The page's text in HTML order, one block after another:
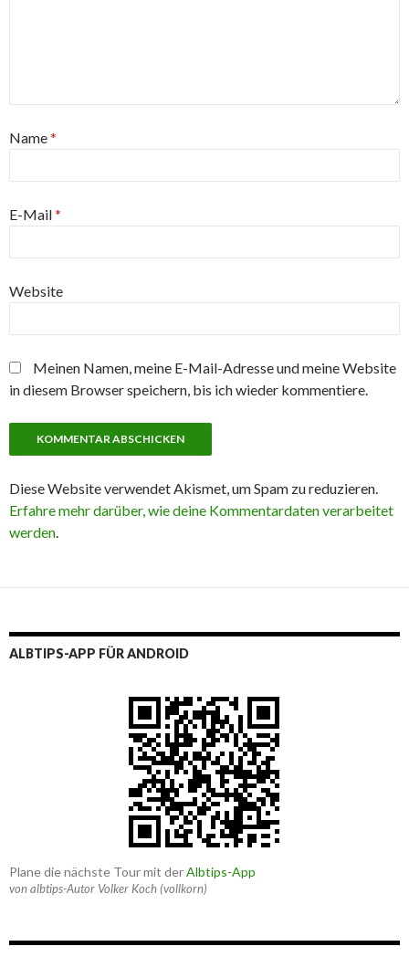
Name*
E-Mail*
Website
Meinen Namen, meine E-Mail-Adresse und meine Website
in diesem Browser speichern, bis ich wieder kommentiere.
Diese Website verwendet Akismet, um Spam zu reduzieren.
Erfahre mehr darüber, wie deine Kommentardaten verarbeitet
werden.
ALBTIPS-APP FÜR ANDROID
Plane die nächste Tour mit derAlbtips-App
von albtips-Autor Volker Koch (vollkorn)